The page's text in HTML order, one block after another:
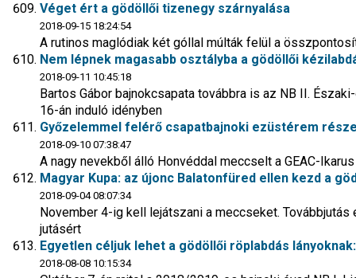
Véget ért a gödöllői tizenegy szárnyalása
2018-09-15 18:24:54
A rutinos maglódiak két góllal múlták felül a
Nem lépnek magasabb osztályba a gödöllői
2018-09-11 10:45:18
Bartos Gábor bajnokcsapata továbbra is az NB II.
16-án induló idényben
Győzelemmel felérő csapatbajnoki ezüstérem
2018-09-10 07:38:47
A nagy nevekből álló Honvéddal meccselt a GEAC-
Magyar Kupa: az újonc Balatonfüred ellen kezd a
2018-09-04 08:07:34
November 4-ig kell lejátszani a meccseket.
jutásért
Egyetlen céljuk lehet a gödöllői röplabdás
2018-08-08 10:15:34